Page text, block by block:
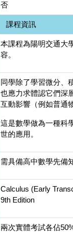
否
課程資訊
本課程為陽明交通大
容。
同學除了學習微分、
也應力求體認它們深
互動影響（例如普通
這是數學做為一種科
世的應用。
需具備高中數學先備
Calculus (Early
9th Edition
兩次實體考試各佔